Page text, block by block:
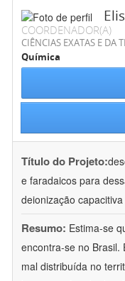
COORDENADOR(A)
CIÊNCIAS EXATAS E DA
Química
Título do Projeto:
e faradaicos para
deionização capacitiva
Resumo: Estima-se
encontra-se no Brasil.
mal distribuída no